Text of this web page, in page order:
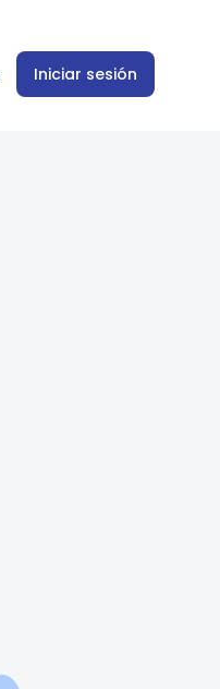
Iniciar sesión